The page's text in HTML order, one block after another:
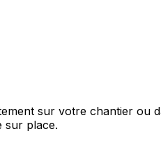
sur votre chantier ou
sur place.